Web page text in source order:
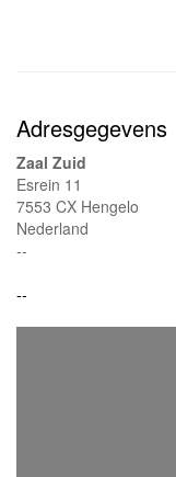
Adresgegevens
Zaal Zuid
Esrein 11
7553 CX Hengelo
Nederland
--
--